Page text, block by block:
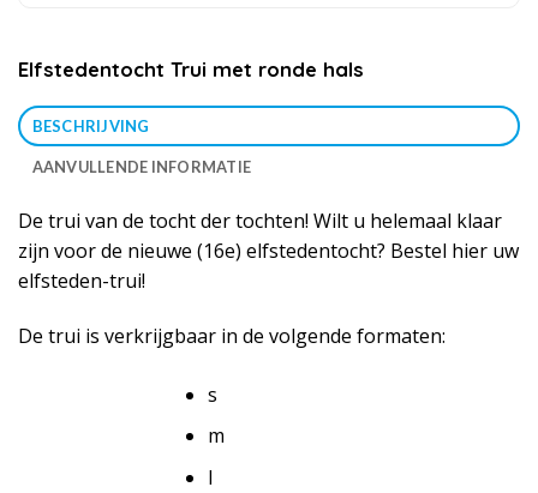
Elfstedentocht Trui met ronde hals
BESCHRIJVING
AANVULLENDE INFORMATIE
De trui van de tocht der tochten! Wilt u helemaal klaar
zijn voor de nieuwe (16e) elfstedentocht? Bestel hier uw
elfsteden-trui!
De trui is verkrijgbaar in de volgende formaten:
s
m
l